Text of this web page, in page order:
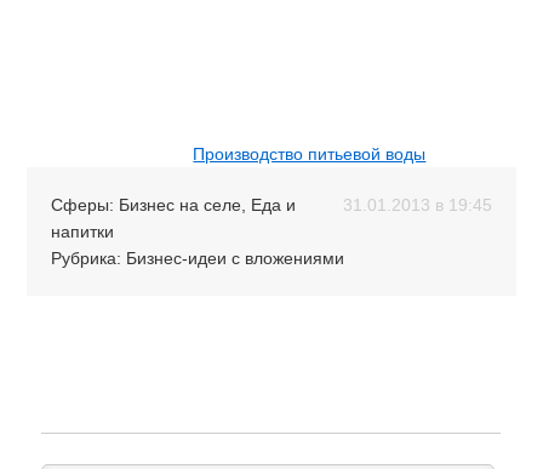
Производство питьевой воды
31.01.2013 в 19:45
Сферы: Бизнес на селе Еда и
напитки
Рубрика: Бизнес-идеи с вложениями